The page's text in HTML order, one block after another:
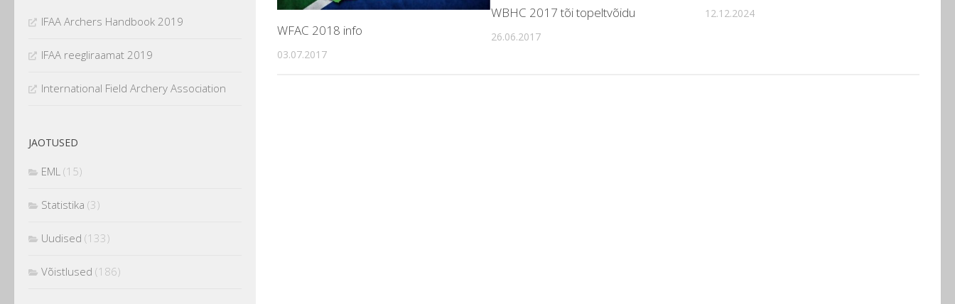
WFAC 2018 info
03.07.2017
WBHC 2017 tõi topeltvõidu
26.06.2017
12.12.2024
IFAA Archers Handbook 2019
IFAA reegliraamat 2019
International Field Archery Association
JAOTUSED
EML (15)
Statistika (3)
Uudised (133)
Võistlused (186)